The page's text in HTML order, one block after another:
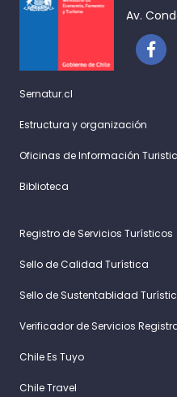
Av.
Sernatur.cl
Estructura y organización
Oficinas de Información
Biblioteca
Registro de Servicios Turísticos
Sello de Calidad Turística
Sello de Sustentablidad
Verificador de Servicios
Chile Es Tuyo
Chile Travel